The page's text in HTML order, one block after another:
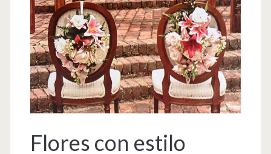
Flores con estilo